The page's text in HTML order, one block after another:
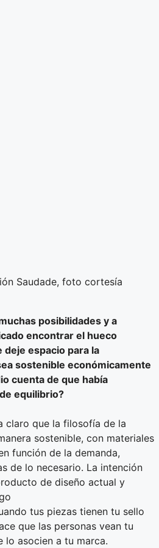
Saudade, foto cortesía
posibilidades y a
encontrar el hueco
deje espacio para la
sostenible económicamente
cuenta de que había
equilibrio?
claro que la filosofía de la
sostenible, con materiales
función de la demanda,
de lo necesario. La intención
de diseño actual y
tus piezas tienen tu sello
que las personas vean tu
lo asocien a tu marca.